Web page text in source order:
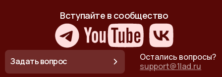
Вступайте в сообщество
Остались вопросы?
support@1lad.ru
Задать вопрос